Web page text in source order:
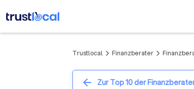
Trustlocal arrow_forward_ios Finanzberater arrow_forward_ios
arrow_back Zur Top 10 der